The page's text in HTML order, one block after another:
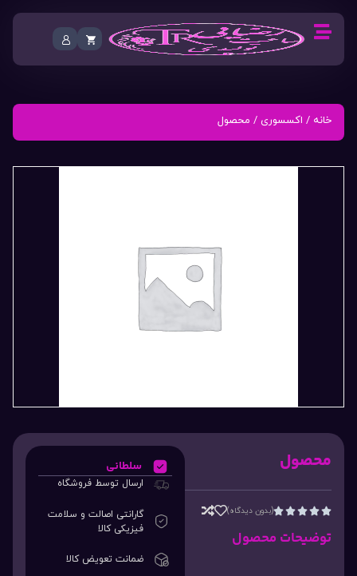
خانه / اکسسوری / محصول
محصول




(بدون دیدگاه)
توضیحات محصول
سلطانی
ارسال توسط فروشگاه
گارانتی اصالت و سلامت
فیزیکی کالا
ضمانت تعویض کالا